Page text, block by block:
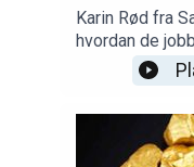
Karin Rød fra
hvordan de
og
denne lenken
her om
Livsmestring